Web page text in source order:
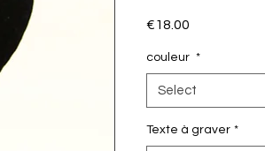
€18.00
couleur *
Select
Texte à graver *